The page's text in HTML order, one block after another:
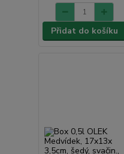
Přidat do košíku